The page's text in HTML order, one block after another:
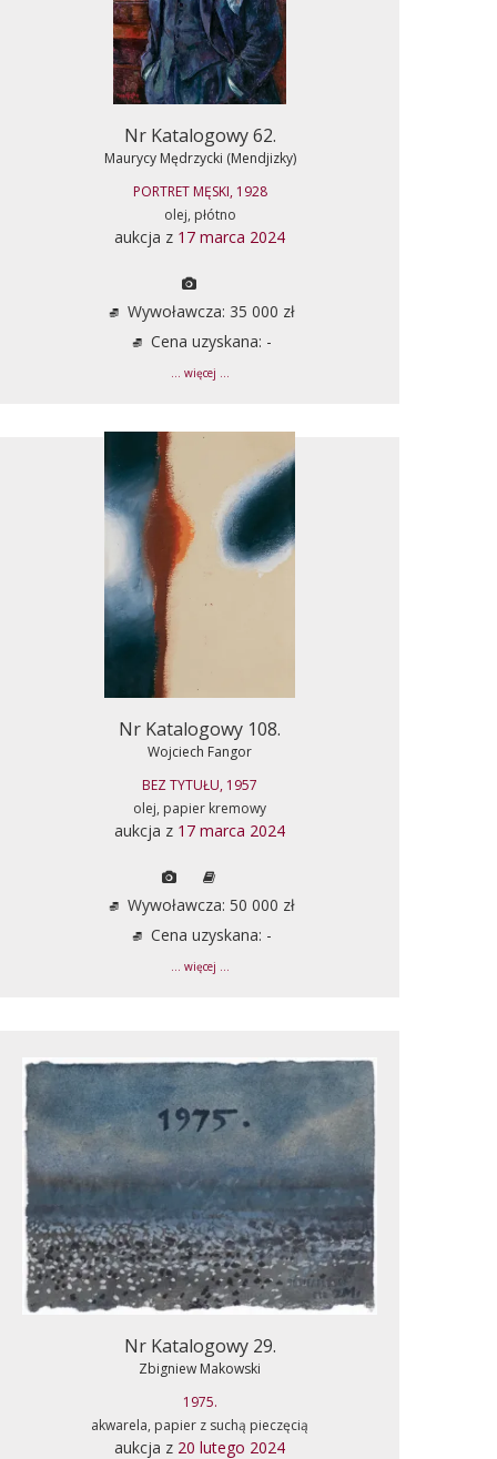
Nr Katalogowy 62.
Maurycy Mędrzycki (Mendjizky)
PORTRET MĘSKI, 1928
olej, płótno
aukcja z 17 marca 2024
Wywoławcza: 35 000 zł
Cena uzyskana: -
... więcej ...
Nr Katalogowy 108.
Wojciech Fangor
BEZ TYTUŁU, 1957
olej, papier kremowy
aukcja z 17 marca 2024
Wywoławcza: 50 000 zł
Cena uzyskana: -
... więcej ...
Nr Katalogowy 29.
Zbigniew Makowski
1975.
akwarela, papier z suchą pieczęcią
aukcja z 20 lutego 2024